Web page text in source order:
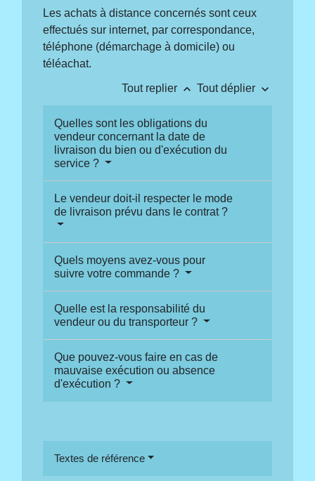
Les achats à distance concernés sont ceux
effectués sur internet, par correspondance,
téléphone (démarchage à domicile) ou
téléachat.
Tout replier keyboard_arrow_up Tout déplier keyboard_arrow_down
Quelles sont les obligations du
vendeur concernant la date de
livraison du bien ou d'exécution du
service ?
Le vendeur doit-il respecter le mode
de livraison prévu dans le contrat ?
Quels moyens avez-vous pour
suivre votre commande ?
Quelle est la responsabilité du
vendeur ou du transporteur ?
Que pouvez-vous faire en cas de
mauvaise exécution ou absence
d'exécution ?
Textes de référence